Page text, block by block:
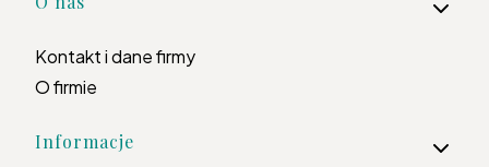
Kontakt i dane firmy
O firmie
Informacje